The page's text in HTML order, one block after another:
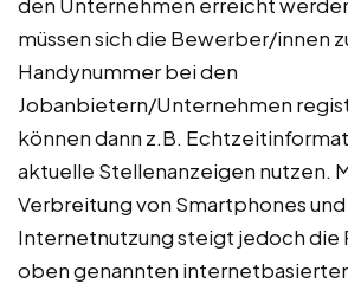
müssen sich die Bewerber/innen
Handynummer bei den
Jobanbietern/Unternehmen
können dann z.B.
aktuelle Stellenanzeigen nutzen.
Verbreitung von Smartphones
Internetnutzung steigt jedoch die
oben genannten